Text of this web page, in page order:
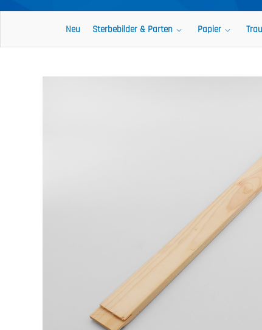
Neu Sterbebilder & Parten Papier